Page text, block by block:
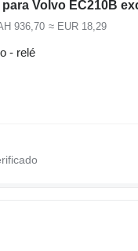
para Volvo EC210B
936,70 ≈ EUR 18,29
- relé